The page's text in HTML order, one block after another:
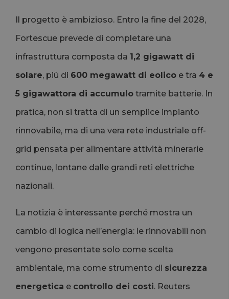
Il progetto è ambizioso. Entro la fine del 2028,
Fortescue prevede di completare una
infrastruttura composta da 1,2 gigawatt di
solare, più di 600 megawatt di eolico e tra 4 e
5 gigawattora di accumulo tramite batterie. In
pratica, non si tratta di un semplice impianto
rinnovabile, ma di una vera rete industriale off-
grid pensata per alimentare attività minerarie
continue, lontane dalle grandi reti elettriche
nazionali.
La notizia è interessante perché mostra un
cambio di logica nell’energia: le rinnovabili non
vengono presentate solo come scelta
ambientale, ma come strumento di sicurezza
energetica e controllo dei costi. Reuters